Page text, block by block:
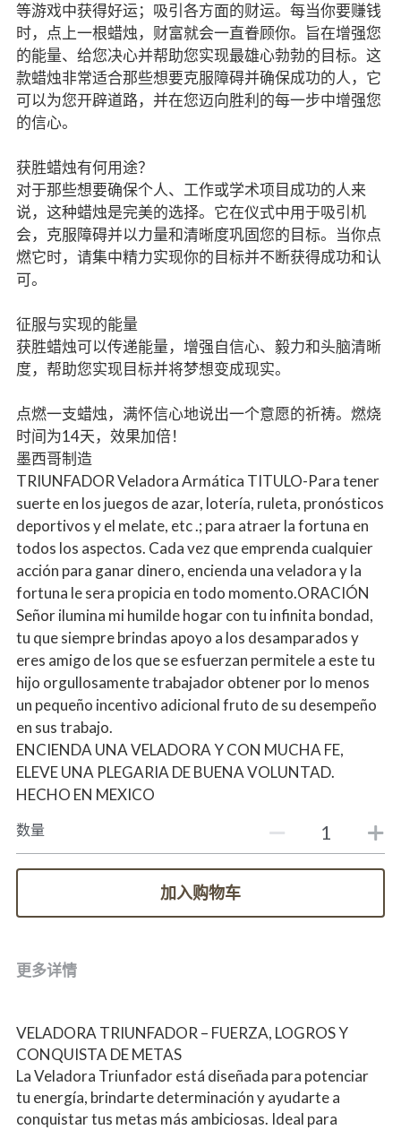
等游戏中获得好运；吸引各方面的财运。每当你要赚钱
时，点上一根蜡烛，财富就会一直眷顾你。旨在增强您
的能量、给您决心并帮助您实现最雄心勃勃的目标。这
款蜡烛非常适合那些想要克服障碍并确保成功的人，它
可以为您开辟道路，并在您迈向胜利的每一步中增强您
的信心。
获胜蜡烛有何用途？
对于那些想要确保个人、工作或学术项目成功的人来
说，这种蜡烛是完美的选择。它在仪式中用于吸引机
会，克服障碍并以力量和清晰度巩固您的目标。当你点
燃它时，请集中精力实现你的目标并不断获得成功和认
可。
征服与实现的能量
获胜蜡烛可以传递能量，增强自信心、毅力和头脑清晰
度，帮助您实现目标并将梦想变成现实。
点燃一支蜡烛，满怀信心地说出一个意愿的祈祷。燃烧
时间为14天，效果加倍！
墨西哥制造
TRIUNFADOR Veladora Armática TITULO-Para tener
suerte en los juegos de azar, lotería, ruleta, pronósticos
deportivos y el melate, etc .; para atraer la fortuna en
todos los aspectos. Cada vez que emprenda cualquier
acción para ganar dinero, encienda una veladora y la
fortuna le sera propicia en todo momento.ORACIÓN
Señor ilumina mi humilde hogar con tu infinita bondad,
tu que siempre brindas apoyo a los desamparados y
eres amigo de los que se esfuerzan permitele a este tu
hijo orgullosamente trabajador obtener por lo menos
un pequeño incentivo adicional fruto de su desempeño
en sus trabajo.
ENCIENDA UNA VELADORA Y CON MUCHA FE,
ELEVE UNA PLEGARIA DE BUENA VOLUNTAD.
HECHO EN MEXICO
数量
加入购物车
更多详情
VELADORA TRIUNFADOR – FUERZA, LOGROS Y
CONQUISTA DE METAS
La Veladora Triunfador está diseñada para potenciar
tu energía, brindarte determinación y ayudarte a
conquistar tus metas más ambiciosas. Ideal para